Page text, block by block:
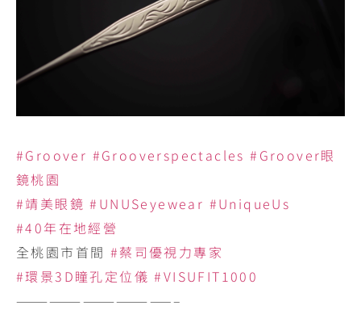
#Groover #Grooverspectacles #Groover眼
鏡桃園
#靖美眼鏡 #UNUSeyewear #UniqueUs
#40年在地經營
全桃園市首間 #蔡司優視力專家
#環景3D瞳孔定位儀 #VISUFIT1000
——————————————–